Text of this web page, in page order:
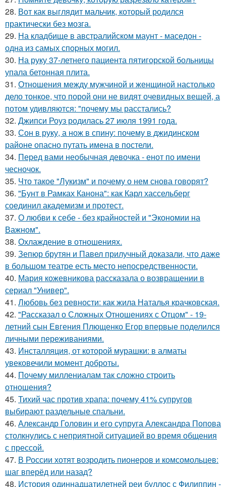
28. Вот как выглядит мальчик, который родился
практически без мозга.
29. На кладбище в австpалийском маунт - маседон -
одна из самых спopных могил.
30. На руку 37-летнего пациента пятигорской больницы
упала бетонная плита.
31. Отношения между мужчиной и женщиной настолько
дело тонкое, что порой они не видят очевидных вещей, а
потом удивляются: "почему мы расстались?
32. Джипси Роуз родилась 27 июля 1991 года.
33. Сон в руку, а нож в спину: почему в джидинском
районе опасно путать имена в постели.
34. Перед вами необычная девочка - енот по имени
чесночок.
35. Что такое "Лукизм" и почему о нем снова говорят?
36. "Бунт в Рамках Канона": как Карл хассельберг
соединил академизм и протест.
37. О любви к себе - без крайностей и "Экономии на
Важном".
38. Охлаждение в отношениях.
39. Зепюр брутян и Павел прилучный доказали, что даже
в большом театре есть место непосредственности.
40. Мария кожевникова рассказала о возвращении в
сериал "Универ".
41. Любовь без ревности: как жила Наталья крачковская.
42. "Рассказал о Сложных Отношениях с Отцом" - 19-
летний сын Евгения Плющенко Егор впервые поделился
личными переживаниями.
43. Инсталляция, от которой мурашки: в алматы
увековечили момент доброты.
44. Почему миллениалам так сложно строить
отношения?
45. Тихий час против храпа: почему 41% супругов
выбирают раздельные спальни.
46. Александр Головин и его супруга Александра Попова
столкнулись с неприятной ситуацией во время общения
с прессой.
47. В России хотят возродить пионеров и комсомольцев:
шаг вперёд или назад?
48. История одиннадцатилетней реи буллос с Филиппин -